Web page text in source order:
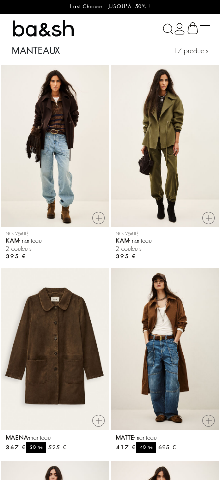
Last Chance :JUSQU'À -50% !
ba&sh
MANTEAUX 17 products
NOUVEAUTÉ
KAM manteau
2 couleurs
395 €
NOUVEAUTÉ
KAM manteau
2 couleurs
395 €
MAENA manteau
525 €
-30%
367 €
MATTE manteau
695 €
-40%
417 €